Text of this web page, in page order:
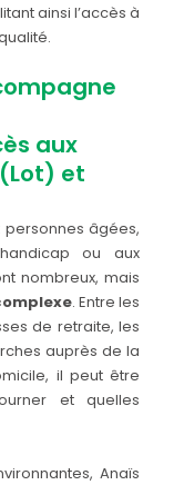
ainsi l’accès à
aux
et
âgées,
ou aux
nombreux, mais
. Entre les
de retraite, les
auprès de la
il peut être
et quelles
Anaïs